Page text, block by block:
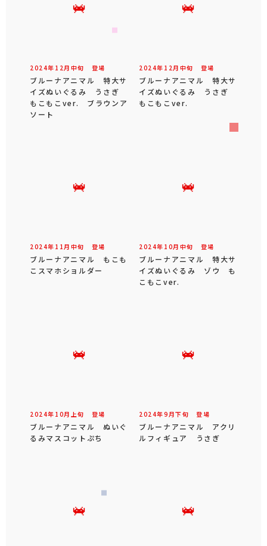
2024年 12 月 中旬 登場
ブルーナアニマル 特大サ
イズぬいぐるみ うさぎ
もこもこver. ブラウンア
ソート
2024年 12 月 中旬 登場
ブルーナアニマル 特大サ
イズぬいぐるみ うさぎ
もこもこver.
2024年 11 月 中旬 登場
ブルーナアニマル もこも
こスマホショルダー
2024年 10月 中旬 登場
ブルーナアニマル 特大サ
イズぬいぐるみ ゾウ も
こもこver.
2024年 10月 上旬 登場
ブルーナアニマル ぬいぐ
るみマスコットぷち
2024年9 月下旬 登場
ブルーナアニマル アクリ
ルフィギュア うさぎ